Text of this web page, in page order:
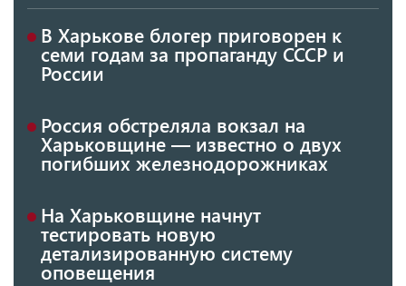
В Харькове блогер приговорен к
семи годам за пропаганду СССР и
России
Россия обстреляла вокзал на
Харьковщине — известно о двух
погибших железнодорожниках
На Харьковщине начнут
тестировать новую
детализированную систему
оповещения